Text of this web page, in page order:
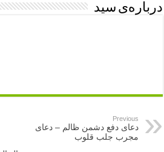
درباره‌ی سید
Previous
دعای دفع دشمن ظالم – دعای
مجرب جلب قلوب